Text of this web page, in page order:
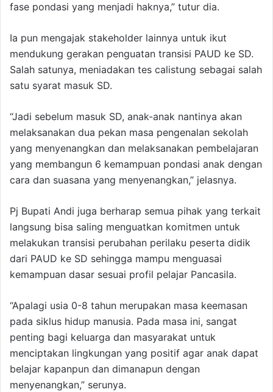
fase pondasi yang menjadi haknya,” tutur dia.
Ia pun mengajak stakeholder lainnya untuk ikut
mendukung gerakan penguatan transisi PAUD ke SD.
Salah satunya, meniadakan tes calistung sebagai salah
satu syarat masuk SD.
“Jadi sebelum masuk SD, anak-anak nantinya akan
melaksanakan dua pekan masa pengenalan sekolah
yang menyenangkan dan melaksanakan pembelajaran
yang membangun 6 kemampuan pondasi anak dengan
cara dan suasana yang menyenangkan,” jelasnya.
Pj Bupati Andi juga berharap semua pihak yang terkait
langsung bisa saling menguatkan komitmen untuk
melakukan transisi perubahan perilaku peserta didik
dari PAUD ke SD sehingga mampu menguasai
kemampuan dasar sesuai profil pelajar Pancasila.
“Apalagi usia 0-8 tahun merupakan masa keemasan
pada siklus hidup manusia. Pada masa ini, sangat
penting bagi keluarga dan masyarakat untuk
menciptakan lingkungan yang positif agar anak dapat
belajar kapanpun dan dimanapun dengan
menyenangkan,” serunya.